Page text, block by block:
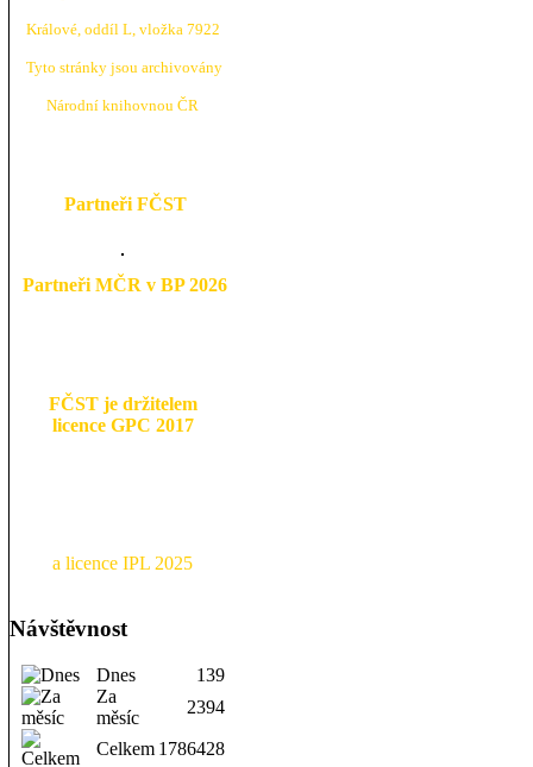
Králové, oddíl L, vložka 7922
Tyto stránky jsou archivovány
Národní knihovnou ČR
Partneři FČST
Partneři MČR v BP 2026
FČST je držitelem
licence GPC 2017
a licence IPL 2025
Návštěvnost
Dnes
139
Za
měsíc
2394
Celkem 1786428